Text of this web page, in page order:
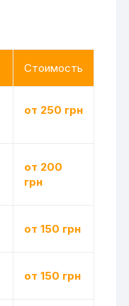
Стоимость
от 250 грн
от 200
грн
от 150 грн
от 150 грн